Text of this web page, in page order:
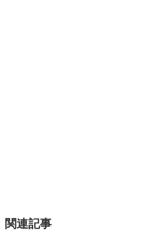
関連記事